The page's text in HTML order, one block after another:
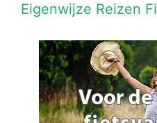
Eigenwijze Reizen